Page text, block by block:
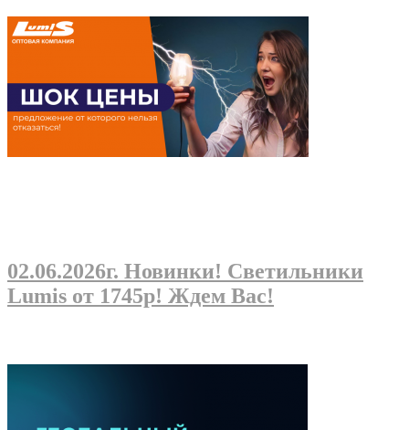
02.06.2026г. Новинки! Светильники
Lumis от 1745р! Ждем Вас!